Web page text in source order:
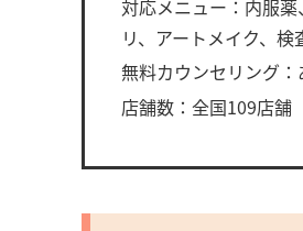
対応メニュー：内服
リ、アートメイク、検
無料カウンセリング：
店舗数：全国109店舗